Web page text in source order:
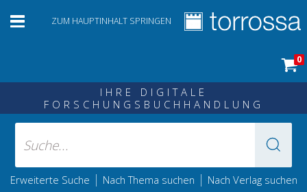
ZUM HAUPTINHALT SPRINGEN
0
IHRE DIGITALE
FORSCHUNGSBUCHHANDLUNG
Erweiterte Suche | Nach Thema suchen | Nach Verlag suchen